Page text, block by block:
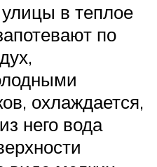
в теплое
по
охлаждается,
него вода